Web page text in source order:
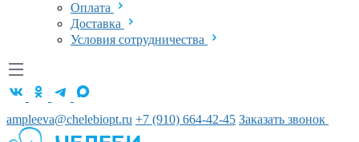
Оплата
Доставка
Условия сотрудничества
ampleeva@chelebiopt.ru +7 (910) 664-42-45 Заказать звонок